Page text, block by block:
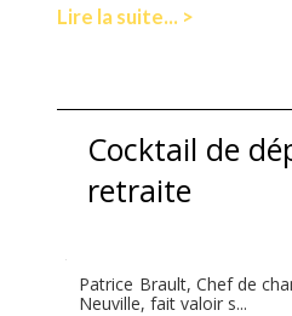
Lire la suite... >
Cocktail de
retraite
Patrice Brault, Chef de
Neuville, fait valoir s...